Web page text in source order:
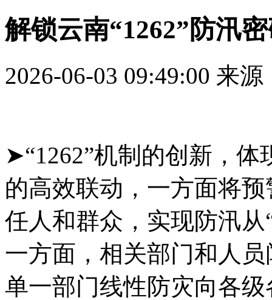
解锁云南“1262”防汛
2026-06-03 09:49:00 来
➤“1262”机制的创新，
的高效联动，一方面将
任人和群众，实现防汛从
一方面，相关部门和人
单一部门线性防灾向各